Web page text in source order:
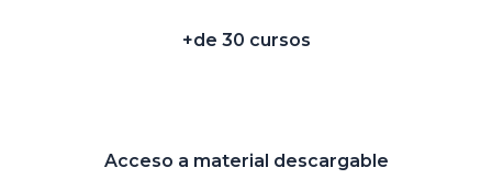
+de 30 cursos
Acceso a material descargable